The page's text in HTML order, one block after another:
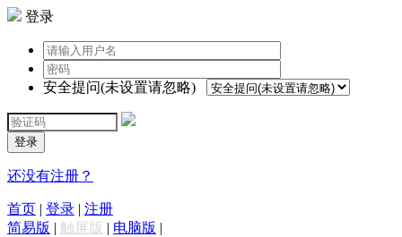
登录
安全提问(未设置请忽略)
登录
还没有注册？
首页 | 登录 | 注册
简易版 | 触屏版 | 电脑版 |